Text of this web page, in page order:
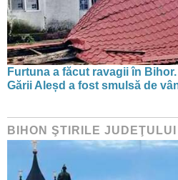
Furtuna a făcut ravagii în
Gării Aleșd a fost smulsă de
BIHON ŞTIRILE